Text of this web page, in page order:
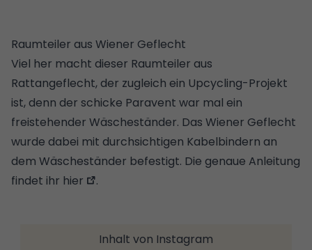
Raumteiler aus Wiener Geflecht
Viel her macht dieser Raumteiler aus
Rattangeflecht, der zugleich ein Upcycling-Projekt
ist, denn der schicke Paravent war mal ein
freistehender Wäscheständer. Das Wiener Geflecht
wurde dabei mit durchsichtigen Kabelbindern an
dem Wäscheständer befestigt. Die genaue Anleitung
findet ihr hier
.
Inhalt von Instagram